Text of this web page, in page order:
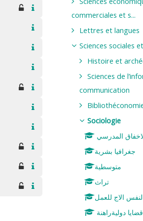
commerciales et s...
Lettres et langues
Sciences sociales
Histoire et
Sciences de
communication
Sociologie
المدرسي
جغرافيا بشرية
متوسطية
تراث
الاج للعمل
قضايا دوليةراهنة